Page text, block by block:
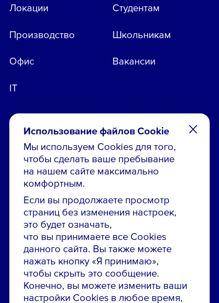
Использование файлов Cookie
Мы используем Cookies для того,
чтобы сделать ваше пребывание
на нашем сайте максимально
комфортным.
Если вы продолжаете просмотр
страниц без изменения настроек,
это будет означать,
что вы принимаете все Cookies
данного сайта. Вы также можете
нажать кнопку «Я принимаю»,
чтобы скрыть это сообщение.
Конечно, вы можете изменить ваши
настройки Cookies в любое время,
Остались вопросы по вакансиям?
Звони в контакт-центр:
8 800 700-19-43
Локации
Производство
Офис
IT
Студентам
Школьникам
Вакансии
Сообщить об ошибке на сайте
ПАО «ГМК «Норильский никель»
Использование материалов сайта
без согласования запрещено.
Российская Федерация, 123112, г. Москва, 1-й
Красногвардейский проезд., д. 15